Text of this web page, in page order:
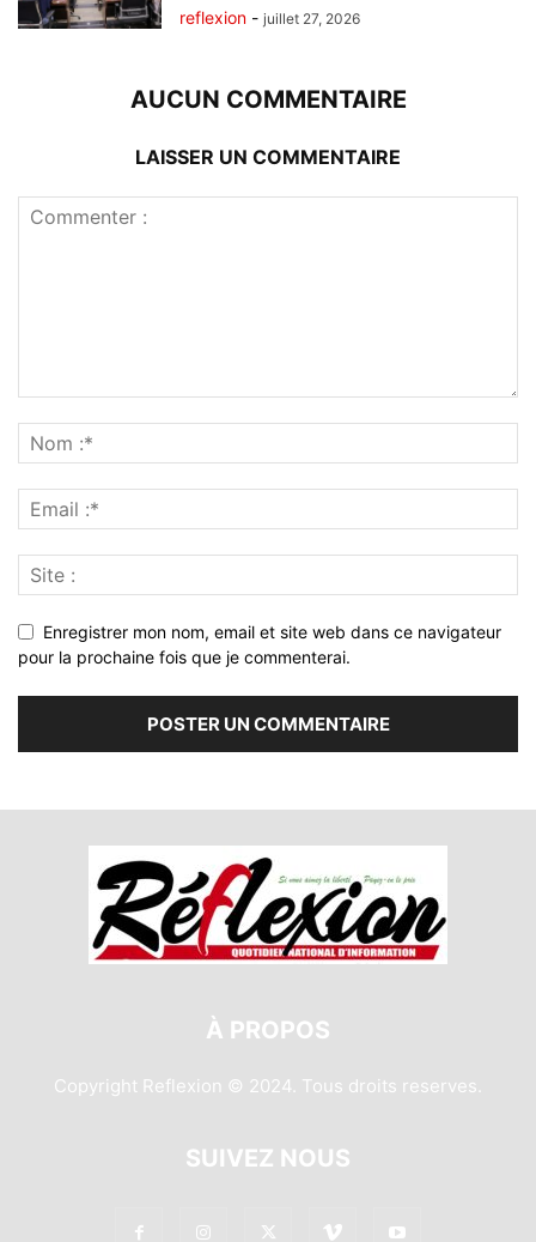
reflexion - juillet 27, 2026
AUCUN COMMENTAIRE
LAISSER UN COMMENTAIRE
Enregistrer mon nom, email et site web dans ce navigateur
pour la prochaine fois que je commenterai.
À PROPOS
Copyright Reflexion © 2024. Tous droits reserves.
SUIVEZ NOUS